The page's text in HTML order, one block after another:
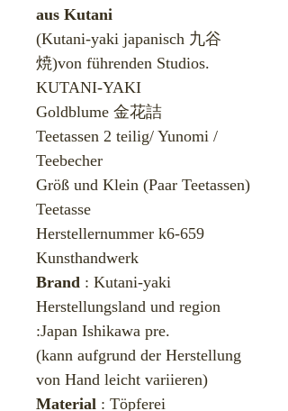
aus Kutani
(Kutani-yaki japanisch 九谷
焼)von führenden Studios.
KUTANI-YAKI
Goldblume 金花詰
Teetassen 2 teilig/ Yunomi /
Teebecher
​Größ und Klein (Paar Teetassen)
Teetasse
Herstellernummer k6-659
Kunsthandwerk
Brand : Kutani-yaki
​Herstellungsland und region
:Japan Ishikawa pre.
(kann aufgrund der Herstellung
von Hand leicht variieren)
Material : Töpferei